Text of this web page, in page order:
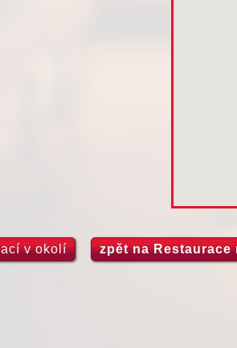
v okolí zpět na Restaurace